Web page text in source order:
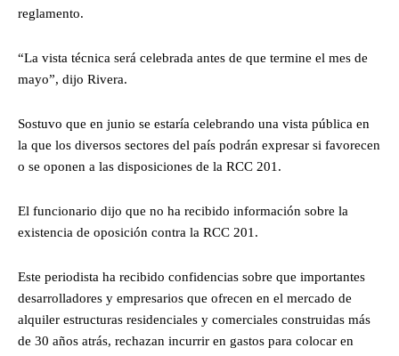
reglamento.
“La vista técnica será celebrada antes de que termine el mes de
mayo”, dijo Rivera.
Sostuvo que en junio se estaría celebrando una vista pública en
la que los diversos sectores del país podrán expresar si favorecen
o se oponen a las disposiciones de la RCC 201.
El funcionario dijo que no ha recibido información sobre la
existencia de oposición contra la RCC 201.
Este periodista ha recibido confidencias sobre que importantes
desarrolladores y empresarios que ofrecen en el mercado de
alquiler estructuras residenciales y comerciales construidas más
de 30 años atrás, rechazan incurrir en gastos para colocar en